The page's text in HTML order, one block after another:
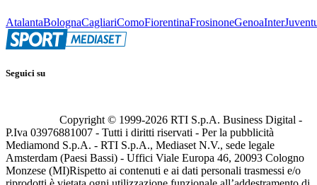
AtalantaBolognaCagliariComoFiorentinaFrosinoneGenoaInter
Seguici su
Copyright © 1999-2026 RTI S.p.A. Business Digital -
P.Iva 03976881007 - Tutti i diritti riservati - Per la pubblicità
Mediamond S.p.A. - RTI S.p.A., Mediaset N.V., sede legale
Amsterdam (Paesi Bassi) - Uffici Viale Europa 46, 20093 Cologno
Monzese (MI)Rispetto ai contenuti e ai dati personali trasmessi e/o